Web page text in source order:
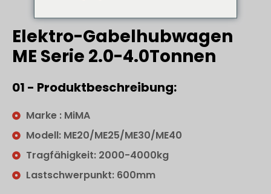
Elektro-Gabelhubwagen
ME Serie 2.0-4.0Tonnen
01 - Produktbeschreibung:
Marke : MiMA
Modell: ME20/ME25/ME30/ME40
Tragfähigkeit: 2000-4000kg
Lastschwerpunkt: 600mm